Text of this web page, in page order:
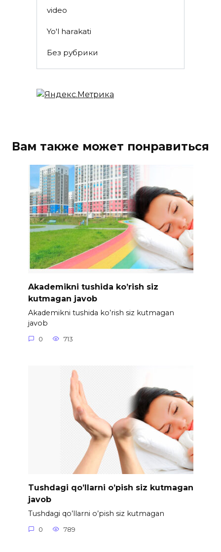
video
Yo'l harakati
Без рубрики
Вам также может понравиться
Akademikni tushida ko’rish siz
kutmagan javob
Akademikni tushida ko’rish siz kutmagan
javob
0 713
Tushdagi qo’llarni o’pish siz kutmagan
javob
Tushdagi qo’llarni o’pish siz kutmagan
0 789